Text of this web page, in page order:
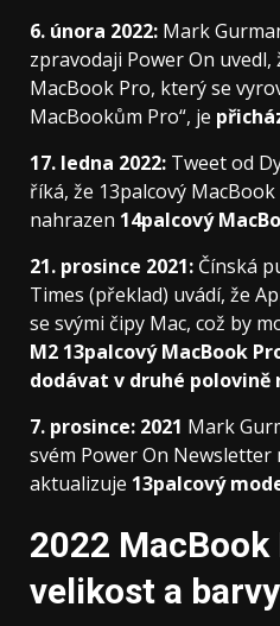
6. února 2022: Mark
zpravodaji Power On uvedl,
MacBook Pro, který se
MacBookům Pro“, je
17. ledna 2022: Tweet od
říká, že 13palcový
nahrazen 14palcový
21. prosince 2021: Čínská
Times (překlad) uvádí, že
se svými čipy Mac, což by
M2 13palcový MacBook
dodávat v druhé polovině
7. prosince: 2021 Mark
svém Power On Newsletter
aktualizuje 13palcový
2022 MacBook
velikost a barvy